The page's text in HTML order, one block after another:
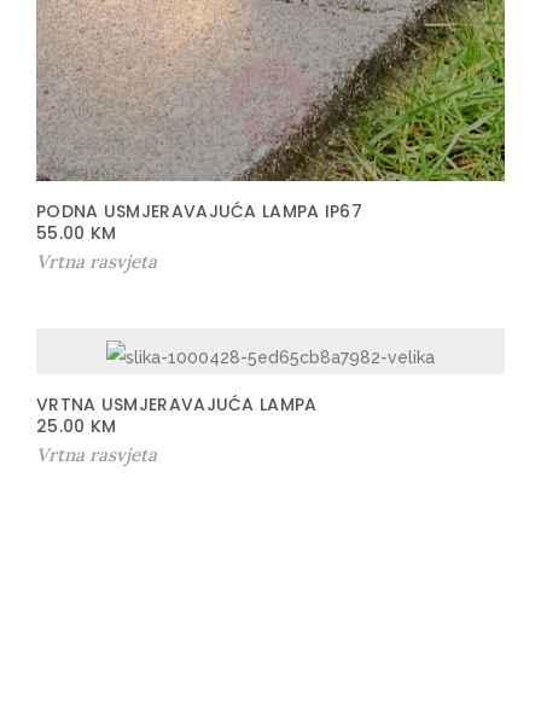
PODNA USMJERAVAJUĆA LAMPA IP67
55.00 KM
Vrtna rasvjeta
VRTNA USMJERAVAJUĆA LAMPA
25.00 KM
Vrtna rasvjeta